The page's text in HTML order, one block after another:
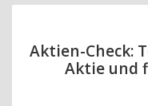
Aktien-Check:
Aktie und